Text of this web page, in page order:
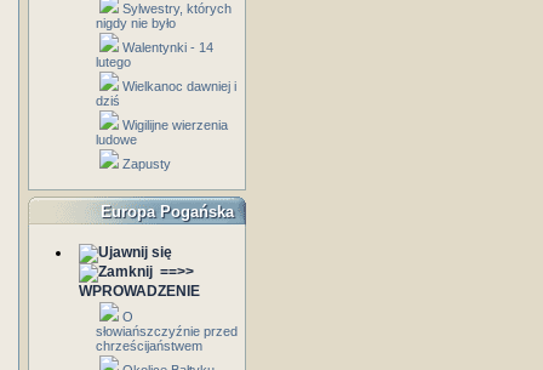
Sylwestry, których
nigdy nie było
Walentynki - 14
lutego
Wielkanoc dawniej i
dziś
Wigilijne wierzenia
ludowe
Zapusty
Europa Pogańska
==>>
WPROWADZENIE
O
słowiańszczyźnie przed
chrześcijaństwem